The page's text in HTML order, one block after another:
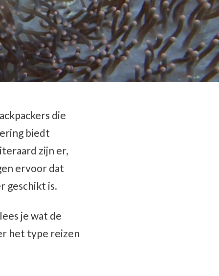
die
biedt
zijn er,
ervoor dat
geschikt is.
je wat de
het type reizen